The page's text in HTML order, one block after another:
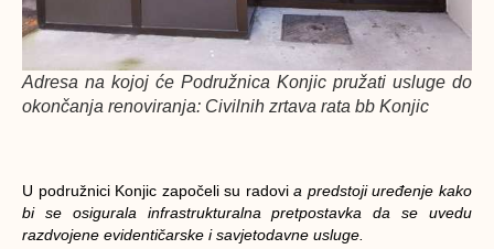
Adresa na kojoj će Podružnica Konjic pružati usluge do
okončanja renoviranja: Civilnih zrtava rata bb Konjic
U podružnici Konjic započeli su radovia predstoji uređenje kako
bi se osigurala infrastrukturalna pretpostavka da se uvedu
razdvojene evidentičarske i savjetodavne usluge.